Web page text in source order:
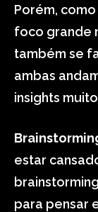
Porém,
foco grande
também se
ambas
insights
estar
para pensar